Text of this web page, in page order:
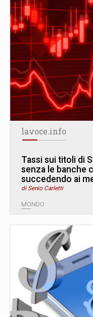
lavoce.info
Tassi sui titoli di
senza le banche
succedendo ai
di Senio Carletti
MONDO